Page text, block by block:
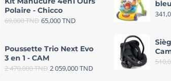
Polaire - Chicco
69,000TND 65,000TND
Poussette Trio Next Evo
3 en 1 - CAM
2 470,000TND 2 059,000TND